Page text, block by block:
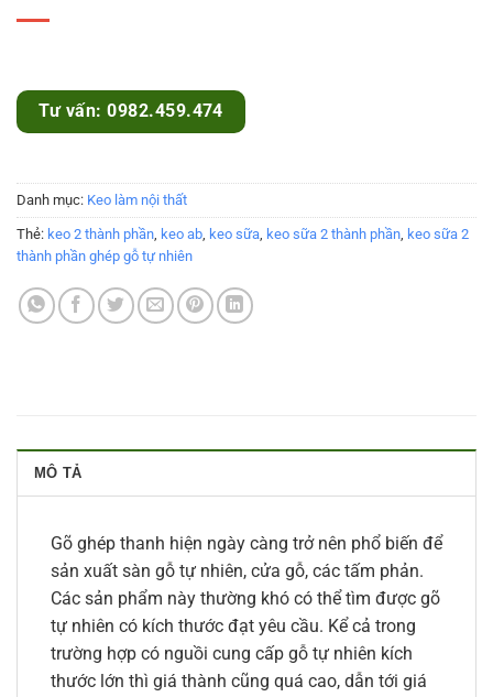
Tư vấn: 0982.459.474
Danh mục: Keo làm nội thất
Thẻ: keo 2 thành phần, keo ab, keo sữa, keo sữa 2 thành phần, keo sữa 2
thành phần ghép gỗ tự nhiên
MÔ TẢ
Gõ ghép thanh hiện ngày càng trở nên phổ biến để
sản xuất sàn gỗ tự nhiên, cửa gỗ, các tấm phản.
Các sản phẩm này thường khó có thể tìm được gõ
tự nhiên có kích thước đạt yêu cầu. Kể cả trong
trường hợp có nguồi cung cấp gỗ tự nhiên kích
thước lớn thì giá thành cũng quá cao, dẫn tới giá